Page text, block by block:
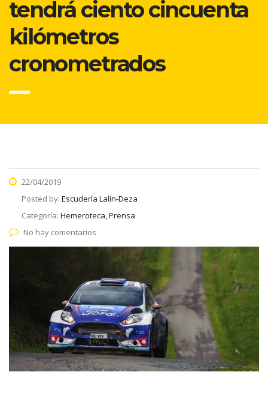
tendrá ciento cincuenta
kilómetros
cronometrados
22/04/2019
Posted by: Escudería Lalín-Deza
Categoría: Hemeroteca, Prensa
No hay comentarios